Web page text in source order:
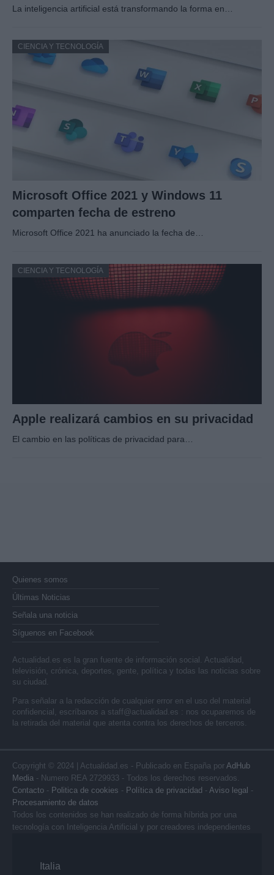
La inteligencia artificial está transformando la forma en…
CIENCIA Y TECNOLOGÍA
Microsoft Office 2021 y Windows 11
comparten fecha de estreno
Microsoft Office 2021 ha anunciado la fecha de…
CIENCIA Y TECNOLOGÍA
Apple realizará cambios en su privacidad
El cambio en las políticas de privacidad para…
Quienes somos
Últimas Noticias
Señala una noticia
Síguenos en Facebook
Actualidad.es es la gran fuente de información social. Actualidad,
televisión, crónica, deportes, gente, política y todas las noticias sobre
su ciudad.
Para señalar a la redacción de cualquier error en el uso del material
confidencial, escríbanos a staff@actualidad.es : nos ocuparemos de
la retirada del material que atenta contra los derechos de terceros.
Copyright © 2024 | Actualidad.es - Publicado en España por AdHub
Media - Numero REA 2729933 - Todos los derechos reservados.
Contacto - Politica de cookies - Política de privacidad - Aviso legal -
Procesamiento de datos
Todos los contenidos se han realizado de forma híbrida por una
tecnología con Inteligencia Artificial y por creadores independientes
Italia